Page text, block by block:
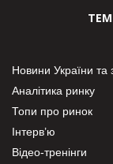
Новини України та
Аналітика ринку
Топи про ринок
Інтерв’ю
Відео-тренінги